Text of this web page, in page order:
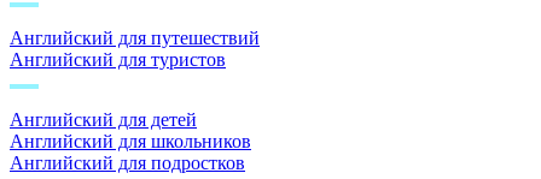
Английский для путешествий
Английский для туристов
Английский для детей
Английский для школьников
Английский для подростков